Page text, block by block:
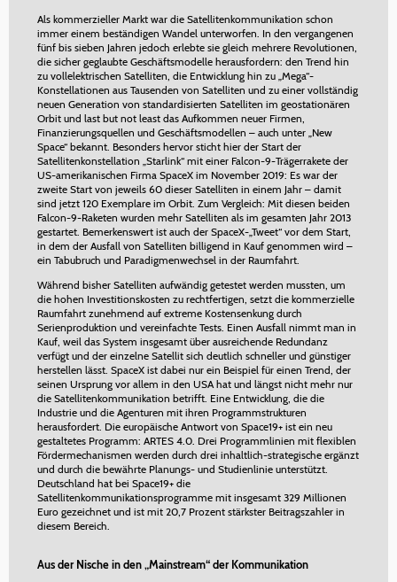
Als kommerzieller Markt war die Satellitenkommunikation schon
immer einem beständigen Wandel unterworfen. In den vergangenen
fünf bis sieben Jahren jedoch erlebte sie gleich mehrere Revolutionen,
die sicher geglaubte Geschäftsmodelle herausfordern: den Trend hin
zu vollelektrischen Satelliten, die Entwicklung hin zu „Mega“-
Konstellationen aus Tausenden von Satelliten und zu einer vollständig
neuen Generation von standardisierten Satelliten im geostationären
Orbit und last but not least das Aufkommen neuer Firmen,
Finanzierungsquellen und Geschäftsmodellen – auch unter „New
Space“ bekannt. Besonders hervor sticht hier der Start der
Satellitenkonstellation „Starlink“ mit einer Falcon-9-Trägerrakete der
US-amerikanischen Firma SpaceX im November 2019: Es war der
zweite Start von jeweils 60 dieser Satelliten in einem Jahr – damit
sind jetzt 120 Exemplare im Orbit. Zum Vergleich: Mit diesen beiden
Falcon-9-Raketen wurden mehr Satelliten als im gesamten Jahr 2013
gestartet. Bemerkenswert ist auch der SpaceX-„Tweet“ vor dem Start,
in dem der Ausfall von Satelliten billigend in Kauf genommen wird –
ein Tabubruch und Paradigmenwechsel in der Raumfahrt.
Während bisher Satelliten aufwändig getestet werden mussten, um
die hohen Investitionskosten zu rechtfertigen, setzt die kommerzielle
Raumfahrt zunehmend auf extreme Kostensenkung durch
Serienproduktion und vereinfachte Tests. Einen Ausfall nimmt man in
Kauf, weil das System insgesamt über ausreichende Redundanz
verfügt und der einzelne Satellit sich deutlich schneller und günstiger
herstellen lässt. SpaceX ist dabei nur ein Beispiel für einen Trend, der
seinen Ursprung vor allem in den USA hat und längst nicht mehr nur
die Satellitenkommunikation betrifft. Eine Entwicklung, die die
Industrie und die Agenturen mit ihren Programmstrukturen
herausfordert. Die europäische Antwort von Space19+ ist ein neu
gestaltetes Programm: ARTES 4.0. Drei Programmlinien mit flexiblen
Fördermechanismen werden durch drei inhaltlich-strategische ergänzt
und durch die bewährte Planungs- und Studienlinie unterstützt.
Deutschland hat bei Space19+ die
Satellitenkommunikationsprogramme mit insgesamt 329 Millionen
Euro gezeichnet und ist mit 20,7 Prozent stärkster Beitragszahler in
diesem Bereich.
Aus der Nische in den „Mainstream“ der Kommunikation